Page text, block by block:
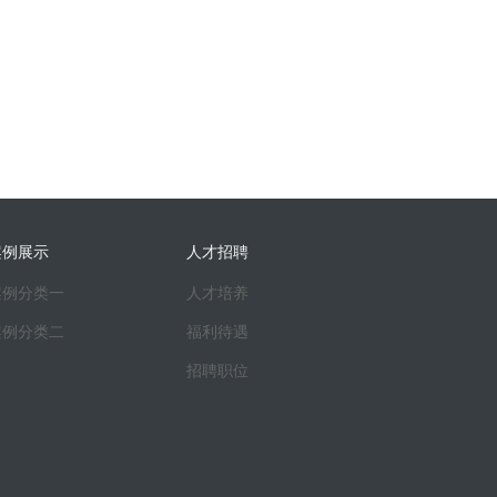
展示
分类一
分类二
人才招聘
人才培养
福利待遇
招聘职位